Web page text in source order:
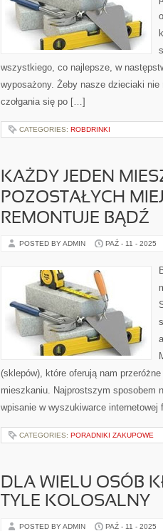
wszystkiego, co najlepsze, w
wyposażony. Żeby nasze dzieciaki
czołgania się po […]
CATEGORIES: ROBDRINKI
KAŻDY JEDEN
POZOSTAŁYCH
REMONTUJE BĄDŹ
POSTED BY ADMIN PAŹ - 11 - 2025
(sklepów), które oferują nam
mieszkaniu. Najprostszym sposobem
wpisanie w wyszukiwarce
CATEGORIES: PORADNIKI ZAKUPOWE
DLA WIELU OSÓB
TYLE KOLOSALNY
POSTED BY ADMIN PAŹ - 11 - 2025